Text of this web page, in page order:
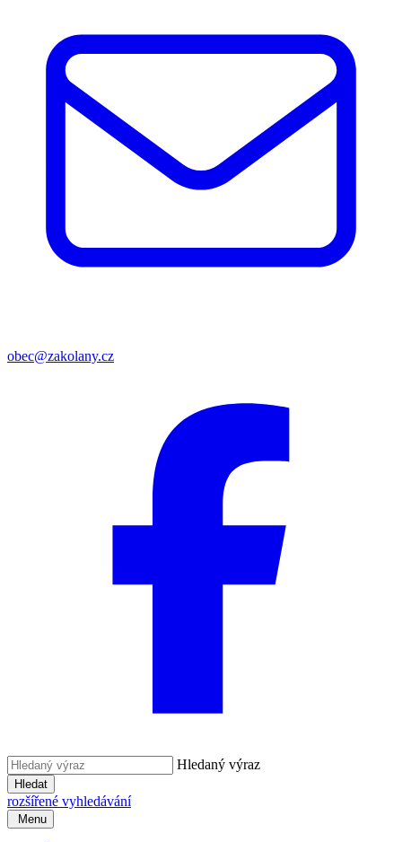
obec@zakolany.cz
Hledaný výraz
Hledat
rozšířené vyhledávání
Menu